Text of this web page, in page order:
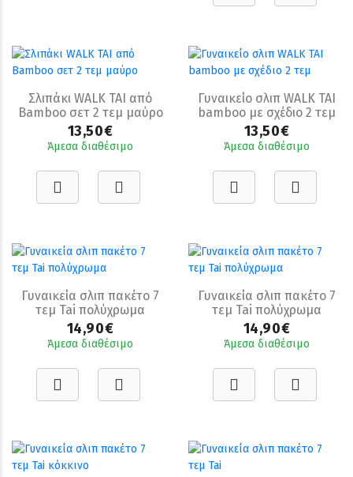
Σλιπάκι WALK TAI από
Bamboo σετ 2 τεμ μαύρο
13,50€
Άμεσα διαθέσιμο
Γυναικείο σλιπ WALK TAI
bamboo με σχέδιο 2 τεμ
13,50€
Άμεσα διαθέσιμο
Γυναικεία σλιπ πακέτο 7
τεμ Tai πολύχρωμα
14,90€
Άμεσα διαθέσιμο
Γυναικεία σλιπ πακέτο 7
τεμ Tai πολύχρωμα
14,90€
Άμεσα διαθέσιμο